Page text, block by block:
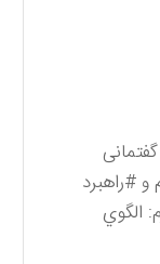
صوت جلسه‌ی «پوشش گفتمانی
#راهبرد
الگوي